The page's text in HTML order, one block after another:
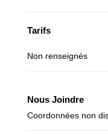
Tarifs
Non renseignés
Nous Joindre
Coordonnées non